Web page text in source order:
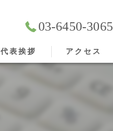
03-6450-3065
代表挨拶 アクセス